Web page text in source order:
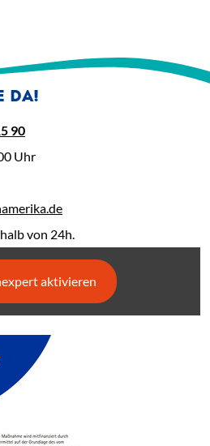
DA!
90
Uhr
von 24h.
aktivieren